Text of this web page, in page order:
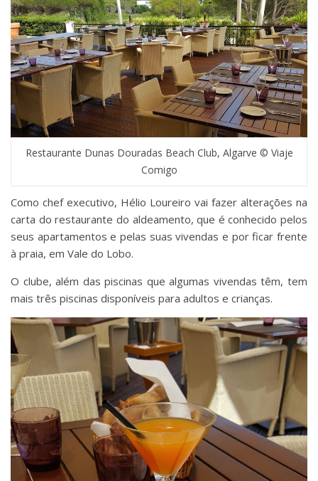
Restaurante Dunas Douradas Beach Club, Algarve © Viaje
Comigo
Como chef executivo, Hélio Loureiro vai fazer alterações na
carta do restaurante do aldeamento, que é conhecido pelos
seus apartamentos e pelas suas vivendas e por ficar frente
à praia, em Vale do Lobo.
O clube, além das piscinas que algumas vivendas têm, tem
mais três piscinas disponíveis para adultos e crianças.